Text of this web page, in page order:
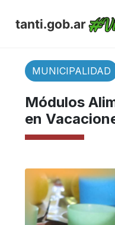
tanti.gob.ar
MUNICIPALIDAD
Módulos
en